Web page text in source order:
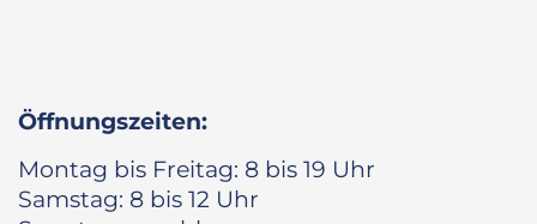
Öffnungszeiten:
Montag bis Freitag: 8 bis 19 Uhr
Samstag: 8 bis 12 Uhr